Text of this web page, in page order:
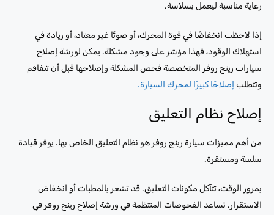
رعاية مناسبة ليعمل بسلاسة.
إذا لاحظت انخفاضًا في قوة المحرك، أو صوتًا غير معتاد، أو زيادة في
استهلاك الوقود، فهذا مؤشر على وجود مشكلة. يمكن لورشة إصلاح
سيارات رينج روفر المتخصصة فحص المشكلة وإصلاحها قبل أن تتفاقم
وتتطلب إصلاحًا كبيرًا لمحرك السيارة.
إصلاح نظام التعليق
من أهم مميزات سيارة رينج روفر هو نظام التعليق الخاص بها. يوفر قيادة
سلسة ومستقرة.
بمرور الوقت، تتآكل مكونات التعليق. قد تشعر بالمطبات أو انخفاض
الاستقرار. تساعد الفحوصات المنتظمة في ورشة إصلاح رينج روفر في